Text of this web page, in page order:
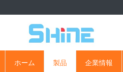
ホーム 製品 企業情報